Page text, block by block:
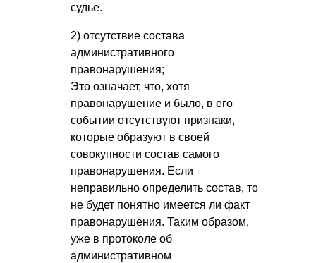
судье.
2) отсутствие состава
административного
правонарушения;
Это означает, что, хотя
правонарушение и было, в его
событии отсутствуют признаки,
которые образуют в своей
совокупности состав самого
правонарушения. Если
неправильно определить состав, то
не будет понятно имеется ли факт
правонарушения. Таким образом,
уже в протоколе об
административном